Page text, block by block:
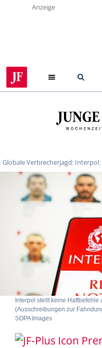
Anzeige
Globale Verbrecherjagd:
Interpol stellt keine Haftbefehle
(Ausschreibungen zur
SOPA Images